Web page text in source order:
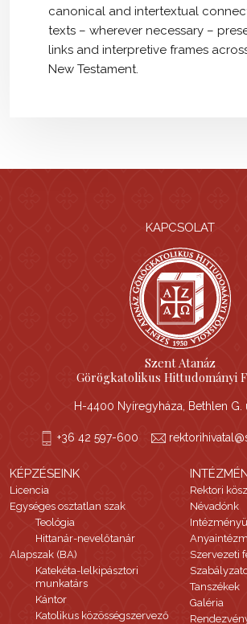
canonical and intertextual
texts – wherever necessary –
links and interpretive frames
New Testament.
KAPCSOLAT
Szent Atanáz
Görögkatolikus Hittudományi
H-4400 Nyíregyháza, Bethlen G.
+36 42 597-600
KÉPZÉSEINK
Licencia
Egységes osztatlan szak
Teológia
Hittanár-nevelőtanár
Alapszak (BA)
Katekéta-lelkipásztori
munkatárs
Kántor
Katolikus közösségszervező
Rektori
Névadónk
Szervezeti
Tanszékek
Galéria